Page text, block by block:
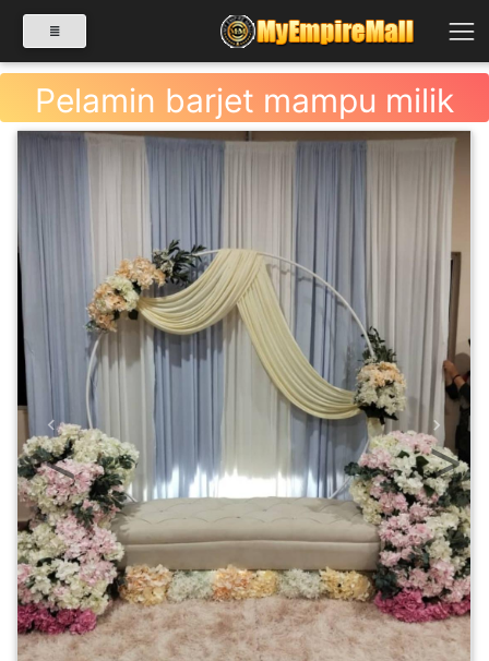
Pelamin barjet mampu milik
Previous Next
SELECT CATEGORY
PRODUK(0)
BABIES(0)
KESIHATAN(80)
PERNIAGAAN
RUNCIT(1)
FESYEN
WANITA(0)
KECANTIKAN(7)